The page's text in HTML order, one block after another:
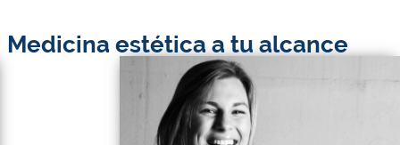
Medicina estética a tu alcance